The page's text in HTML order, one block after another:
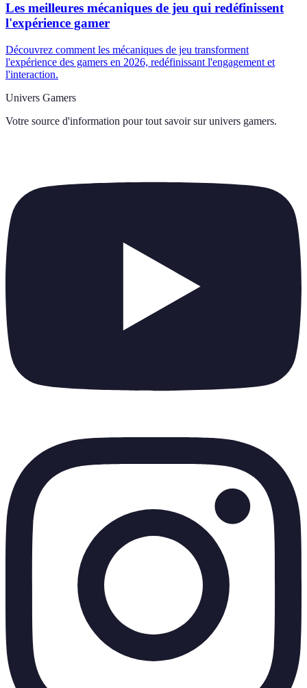
Les meilleures mécaniques de jeu qui redéfinissent
l'expérience gamer
Découvrez comment les mécaniques de jeu transforment
l'expérience des gamers en 2026, redéfinissant l'engagement et
l'interaction.
Univers Gamers
Votre source d'information pour tout savoir sur univers gamers.